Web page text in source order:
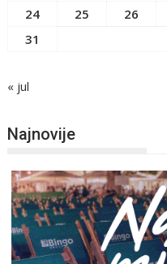
24
25 26
31
« jul
Najnovije